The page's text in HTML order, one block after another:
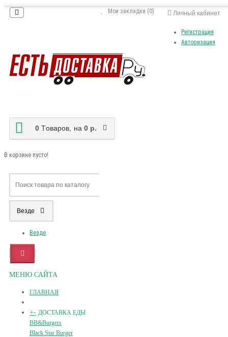
Личный кабинет
Регистрация
Авторизация
Мои закладки (0)
0 Tоваров, на 0 р.
В корзине пусто!
Везде
Везде
МЕНЮ САЙТА
ГЛАВНАЯ
+- ДОСТАВКА ЕДЫ
BB&Burgers
Black Star Burger